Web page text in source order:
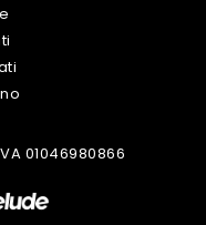
01046980866